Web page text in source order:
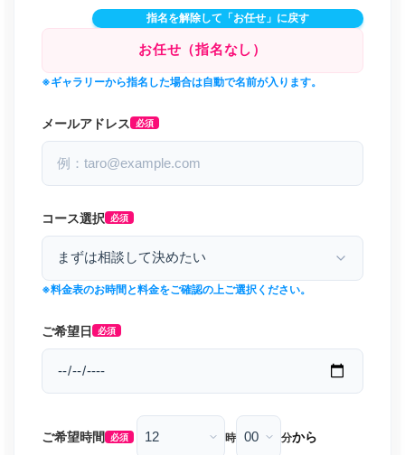
指名を解除して「お任せ」に戻す
※ギャラリーから指名した場合は自動で名前が入ります。
メールアドレス 必須
コース選択 必須
※料金表のお時間と料金をご確認の上ご選択ください。
ご希望日 必須
ご希望時間 必須 時 分から